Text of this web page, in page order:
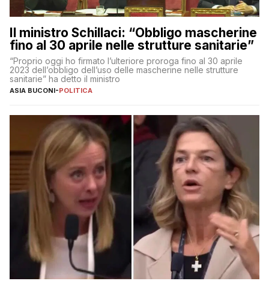
Il ministro Schillaci: “Obbligo mascherine
fino al 30 aprile nelle strutture sanitarie”
“Proprio oggi ho firmato l’ulteriore proroga fino al 30 aprile
2023 dell’obbligo dell’uso delle mascherine nelle strutture
sanitarie” ha detto il ministro
ASIA BUCONI-POLITICA